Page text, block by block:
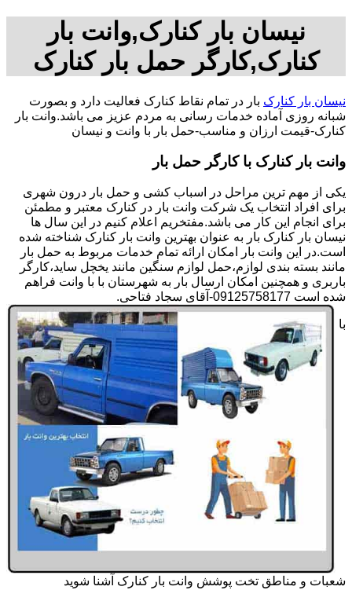
نیسان بار کنارک,وانت بار
کنارک,کارگر حمل بار کنارک
نیسان بار کنارک بار در تمام نقاط کنارک فعالیت دارد و بصورت
شبانه روزی آماده خدمات رسانی به مردم عزیز می باشد.وانت بار
کنارک-قیمت ارزان و مناسب-حمل بار با وانت و نیسان
وانت بار کنارک با کارگر حمل بار
یکی از مهم ترین مراحل در اسباب کشی و حمل بار درون شهری
برای افراد انتخاب یک شرکت وانت بار در کنارک معتبر و مطمئن
برای انجام این کار می باشد.مفتخریم اعلام کنیم در این سال ها
نیسان بار کنارک بار به عنوان بهترین وانت بار کنارک شناخته شده
است.در این وانت بار امکان ارائه تمام خدمات مربوط به حمل بار
مانند بسته بندی لوازم،حمل لوازم سنگین مانند یخچل ساید،کارگر
باربری و همچنین امکان ارسال بار به شهرستان با با وانت فراهم
شده است 09125758177-آقای سجاد فتاحی.
با
شعبات و مناطق تخت پوشش وانت بار کنارک آشنا شوید